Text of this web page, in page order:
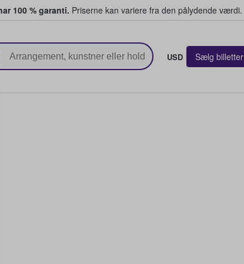
100 % garanti. Priserne kan variere fra den pålydende værdi.
USD Sælg billetter